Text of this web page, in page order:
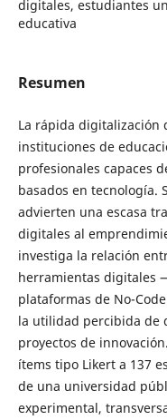
digitales, estudiantes
educativa
Resumen
La rápida digitalización
instituciones de
profesionales capaces
basados en tecnología.
advierten una escasa
digitales al
investiga la relación
herramientas digitales
plataformas de No-
la utilidad percibida de
proyectos de
ítems tipo Likert a 137
de una universidad
experimental,